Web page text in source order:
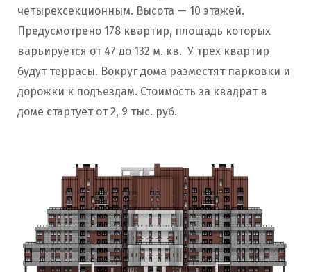
четырехсекционным. Высота — 10 этажей.
Предусмотрено 178 квартир, площадь которых
варьируется от 47 до 132 м. кв. У трех квартир
будут террасы. Вокруг дома разместят парковки и
дорожки к подъездам. Стоимость за квадрат в
доме стартует от 2, 9 тыс. руб.